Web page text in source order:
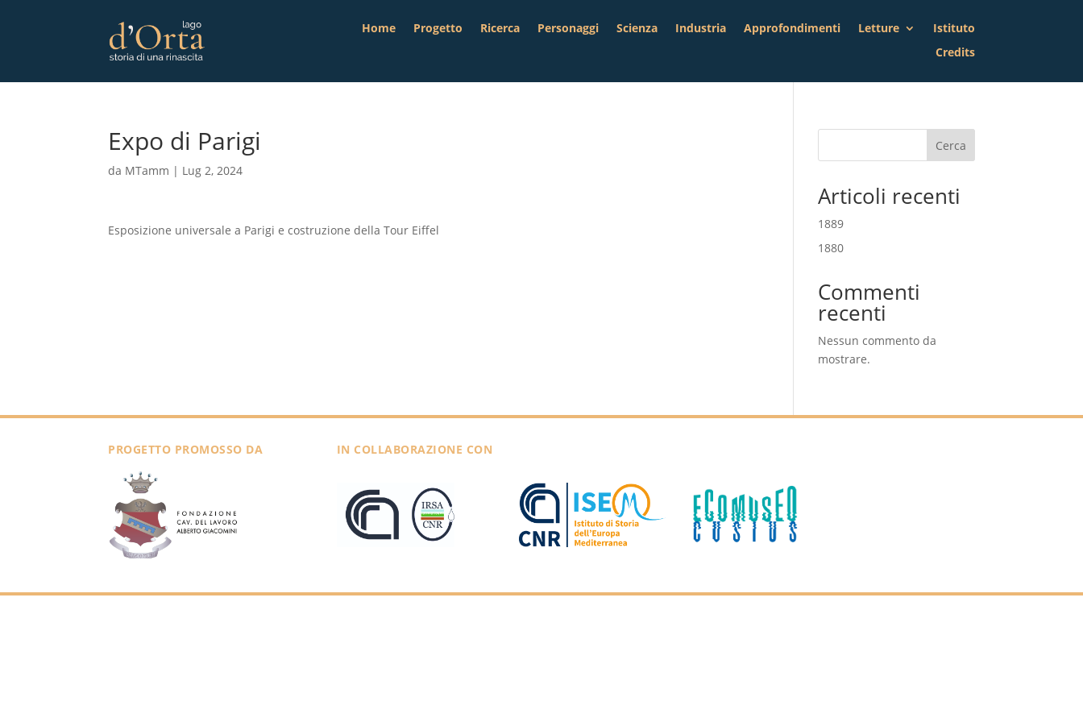
Home Progetto Ricerca Personaggi Scienza Industria Approfondimenti Letture
Istituto
Credits
Expo di Parigi
da MTamm | Lug 2, 2024
Esposizione universale a Parigi e costruzione della Tour Eiffel
Cerca
Articoli recenti
1889
1880
Commenti
recenti
Nessun commento da
mostrare.
PROGETTO PROMOSSO DA IN COLLABORAZIONE CON